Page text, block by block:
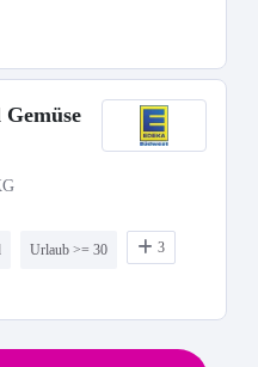
Urlaub >= 30 3